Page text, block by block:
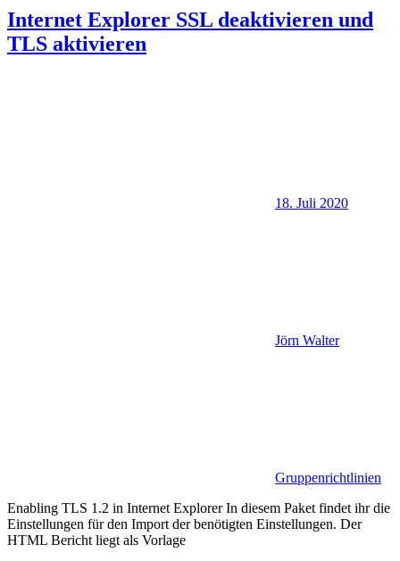
Internet Explorer SSL deaktivieren und
TLS aktivieren
18. Juli 2020
Jörn Walter
Gruppenrichtlinien
Enabling TLS 1.2 in Internet Explorer In diesem Paket findet ihr die
Einstellungen für den Import der benötigten Einstellungen. Der
HTML Bericht liegt als Vorlage